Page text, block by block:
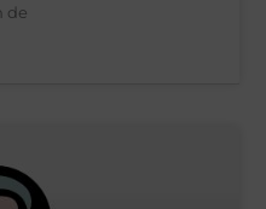
de